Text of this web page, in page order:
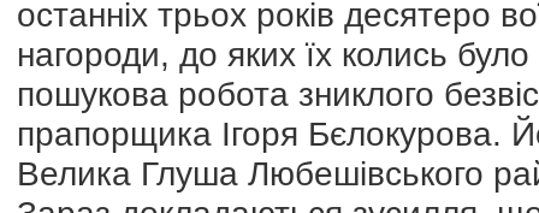
останніх трьох років десятеро
нагороди, до яких їх колись
пошукова робота зниклого
прапорщика Ігоря Бєлокурова.
Велика Глуша Любешівського